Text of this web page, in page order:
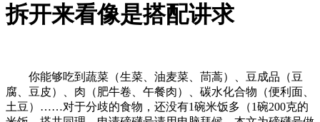
拆开来看像是搭配讲求
你能够吃到蔬菜（生菜、油麦菜、茼蒿）、豆成品（豆
腐、豆皮）、肉（肥牛卷、午餐肉）、碳水化合物（便利面、
土豆）……对于分歧的食物，还没有1碗米饭多（1碗200克的